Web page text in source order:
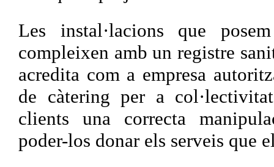
Les instal·lacions que
compleixen amb un registre
acredita com a empresa
de càtering per a
clients una correcta
poder-los donar els serveis que